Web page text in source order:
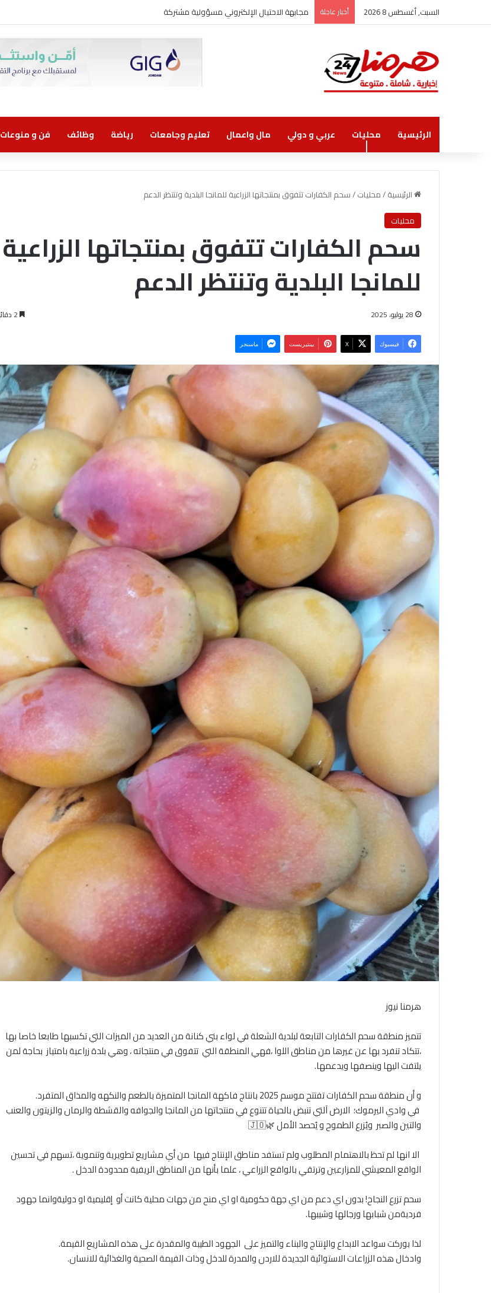
السبت, أغسطس 8 2026 أخبار عاجلة مجابهة الاحتيال الإلكتروني مسؤولية مشتركة
الرئيسية محليات عربي و دولي مال واعمال تعليم وجامعات رياضة وظائف فن و منوعات
الرئيسية/محليات/سحم الكفارات تتفوق بمنتجاتها الزراعية للمانجا البلدية وتنتظر الدعم
محليات
سحم الكفارات تتفوق بمنتجاتها الزراعية
للمانجا البلدية وتنتظر الدعم
28 يوليو، 2025
فيسبوك ‫X بينتيريست ماسنجر
هرمنا نيوز
تتميز منطقة سحم الكفارات التابعة لبلدية الشعلة في لواء بني كنانة من العديد من الميزات التي تكسبها طابعا خاصا بها
،تتكاد تنفرد بها عن غيرها من مناطق اللوا ،فهي المنطقة التي تتفوق في منتجاته ، وهي بلدة زراعية بامتياز بحاجة لمن
يلتفت اليها وينصفها ويدعمها.
‎ في وادي اليرموك؛ الارض آلتي تنبض بالحياة تتنوع في منتجاتها من المانجا والجوافه والقشطة والرمان والزيتون والعنب
والتين والصبر ويُزرع الطموح و يُحصد الأمل 🌿🇯🇴
‎ الا انها لم تحظ بالاهتمام المطلوب ولم تستفد مناطق الإنتاج فيها من أي مشاريع تطويرية وتنموية ،تسهم في تحسين
الواقع المعيشي للمزارعين وترتقي بالواقع الزراعي ، علما بأنها من المناطق الريفية محدودة الدخل .
‎سحم تزرع النجاح! بدون اي دعم من اي جهة حكومية او اي منح من جهات محلية كانت أو إقليمية او دوليةوانما جهود
فرديةمن شبابها ورجالها وشيبها.